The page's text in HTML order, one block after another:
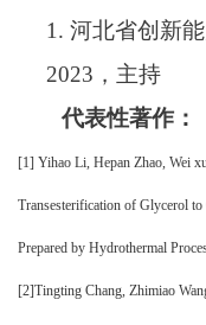
1. 河北省创新
2023 ，主持
代表性著作：
[1] Yihao Li, Hepan Zhao, Wei
Transesterification of Glycerol
Prepared by Hydrothermal
[2]Tingting Chang, Zhimiao